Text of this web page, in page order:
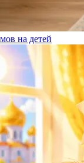
на детей